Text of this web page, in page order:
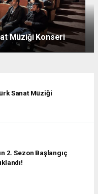
Müziği Konseri
Sanat Müziği
2. Sezon Başlangıç